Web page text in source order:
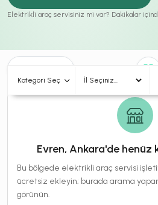
Elektrikli araç servisiniz mi var? Dakikalar
Kategori Seç
Evren, Ankara'de henüz
Bu bölgede elektrikli araç servisi
ücretsiz ekleyin; burada arama yapan
görünün.